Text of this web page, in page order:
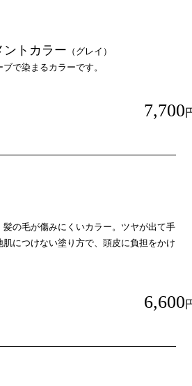
ントカラー （グレイ）
で染まるカラーです。
7,700
の毛が傷みにくいカラー。ツヤが出て手
につけない塗り方で、頭皮に負担をかけ
6,600